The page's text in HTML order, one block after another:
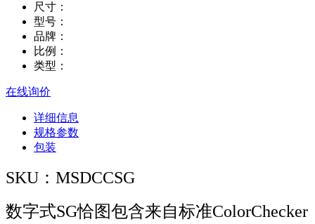
尺寸：
型号：
品牌：
比例：
类型：
在线询价
详细信息
规格参数
包装
SKU：MSDCCSG
数字式SG恰图包含来自标准ColorChecker